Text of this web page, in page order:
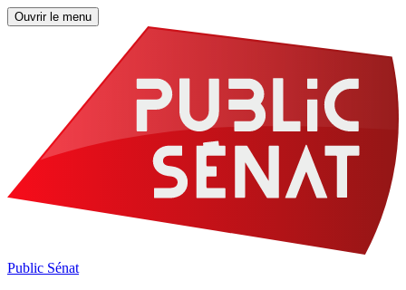
Ouvrir le menu
Public Sénat